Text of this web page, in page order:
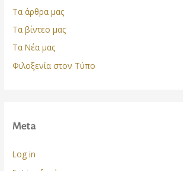
Τα άρθρα μας
Τα βίντεο μας
Τα Νέα μας
Φιλοξενία στον Τύπο
Meta
Log in